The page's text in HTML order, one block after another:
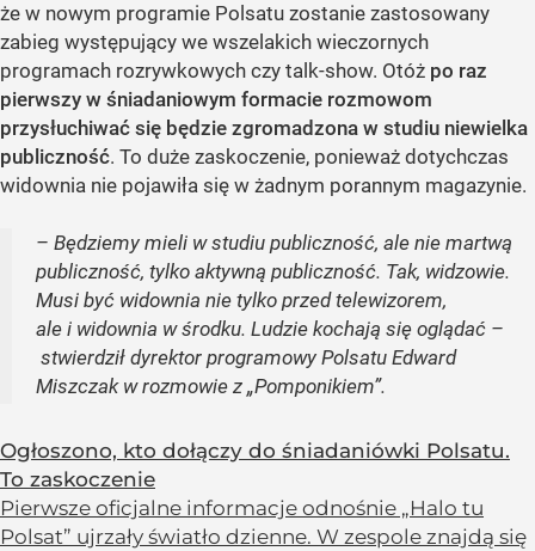
że w nowym programie Polsatu zostanie zastosowany
zabieg występujący we wszelakich wieczornych
programach rozrywkowych czy talk-show. Otóż po raz
pierwszy w śniadaniowym formacie rozmowom
przysłuchiwać się będzie zgromadzona w studiu niewielka
publiczność. To duże zaskoczenie, ponieważ dotychczas
widownia nie pojawiła się w żadnym porannym magazynie.
– Będziemy mieli w studiu publiczność, ale nie martwą
publiczność, tylko aktywną publiczność. Tak, widzowie.
Musi być widownia nie tylko przed telewizorem,
ale i widownia w środku. Ludzie kochają się oglądać –
stwierdził dyrektor programowy Polsatu Edward
Miszczak w rozmowie z „Pomponikiem”.
Ogłoszono, kto dołączy do śniadaniówki Polsatu.
To zaskoczenie
Pierwsze oficjalne informacje odnośnie „Halo tu
Polsat” ujrzały światło dzienne. W zespole znajdą się